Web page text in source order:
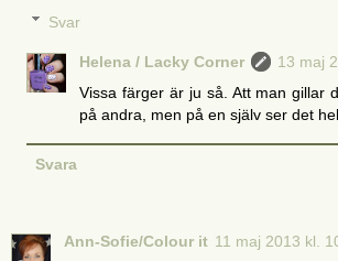
Svar
Helena / Lacky Corner
13 maj
Vissa färger är ju så. Att man gillar
på andra, men på en själv ser det
Svara
Ann-Sofie/Colour it 11 maj 2013 kl.